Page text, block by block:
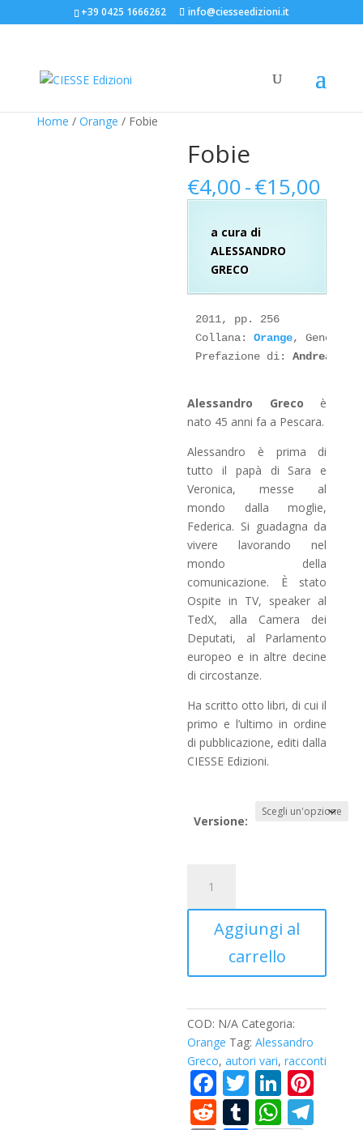
+39 0425 1666262 info@ciesseedizioni.it
Home / Orange / Fobie
Fobie
€4,00-€15,00
di
a cura di
ALESSANDRO
GRECO
2011, pp. 256
Collana: Orange, Genere:
Prefazione di: Andrea
Alessandro Greco è
nato 45 anni fa a Pescara.
Alessandro è prima di
tutto il papà di Sara e
Veronica, messe al
mondo dalla moglie,
Federica. Si guadagna da
vivere lavorando nel
mondo della
comunicazione. È stato
Ospite in TV, speaker al
TedX, alla Camera dei
Deputati, al Parlamento
europeo e in altre decine
di circostanze.
Ha scritto otto libri, di cui il
primo e l’ultimo in ordine
di pubblicazione, editi dalla
CIESSE Edizioni.
Versione:
quantità
Aggiungi al
carrello
COD: N/A Categoria:
Orange Tag:Alessandro
Greco,autori vari,racconti
F
ac
T
w
Li
n
R T W